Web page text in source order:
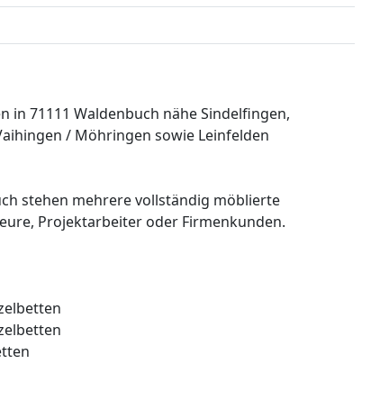
71111 Waldenbuch nähe Sindelfingen,
/ Möhringen sowie Leinfelden
stehen mehrere vollständig möblierte
Projektarbeiter oder Firmenkunden.